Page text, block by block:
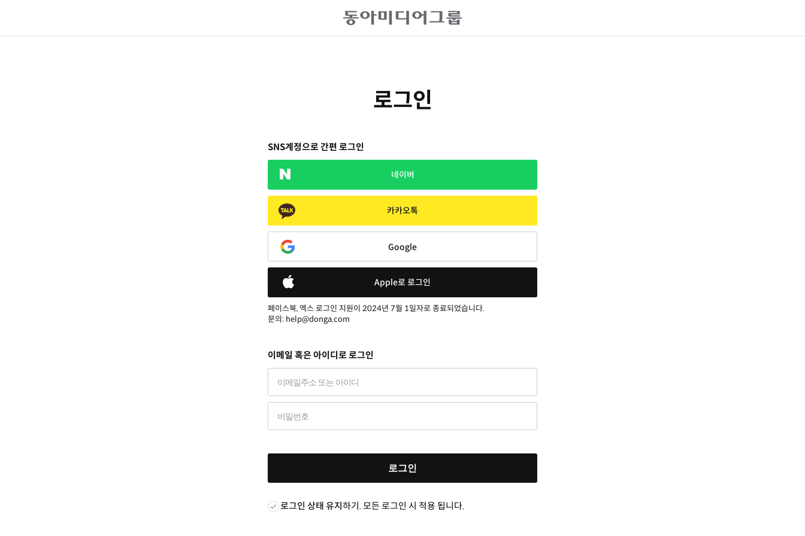
로그인
SNS계정으로 간편 로그인
네이버
카카오톡
Google
Apple로 로그인
페이스북, 엑스 로그인 지원이 2024년 7월 1일자로 종료되었습니다.
문의: help@donga.com
이메일 혹은 아이디로 로그인
로그인
로그인 상태 유지하기. 모든 로그인 시 적용 됩니다.